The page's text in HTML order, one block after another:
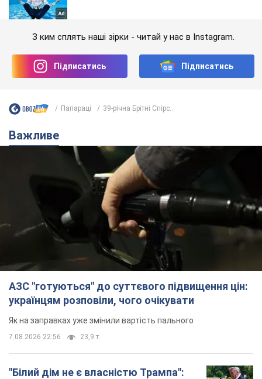
З ким сплять наші зірки - читай у нас в Instagram.
Підписатись Підписатись
Папараці 39-річна Брітні Спірс...
Важливе
АЗС "готуються" до суттєвого підвищення цін:
українцям розповіли, чого очікувати
Як на заправках уже змінили вартість пального
7.08.2026 22:56 23,9 т.
"Білий дім не є власністю Трампа":